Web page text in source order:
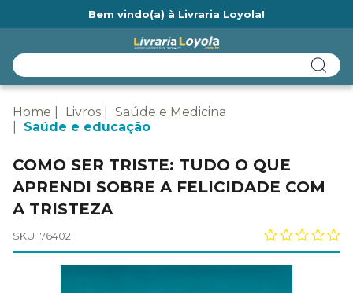
Bem vindo(a) à Livraria Loyola!
Home Livros
Saúde e Medicina
Saúde e educação
COMO SER TRISTE: TUDO O QUE
APRENDI SOBRE A FELICIDADE COM
A TRISTEZA
SKU 176402